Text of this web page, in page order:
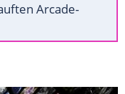
Arcade-